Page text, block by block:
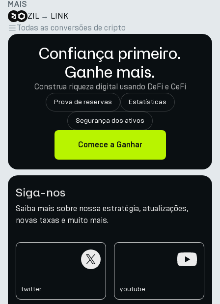
MAIS
ZIL → LINK
Todas as conversões de cripto
Confiança primeiro.
Ganhe mais.
Construa riqueza digital usando DeFi e CeFi
Prova de reservas Estatísticas
Segurança dos ativos
Comece a Ganhar
Siga-nos
Saiba mais sobre nossa estratégia, atualizações,
novas taxas e muito mais.
twitter youtube